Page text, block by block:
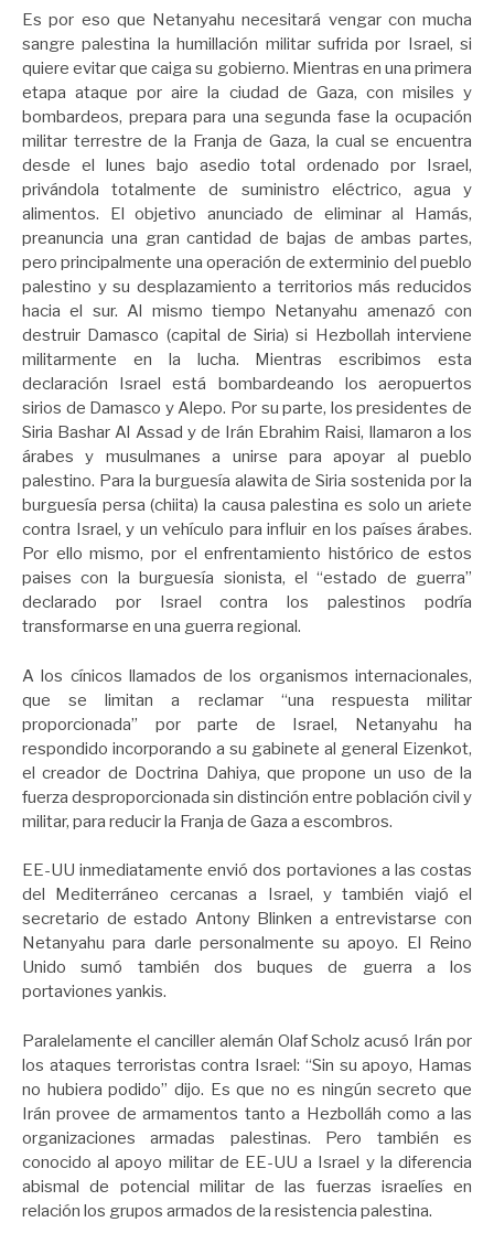
Es por eso que Netanyahu necesitará vengar con mucha
sangre palestina la humillación militar sufrida por Israel, si
quiere evitar que caiga su gobierno. Mientras en una primera
etapa ataque por aire la ciudad de Gaza, con misiles y
bombardeos, prepara para una segunda fase la ocupación
militar terrestre de la Franja de Gaza, la cual se encuentra
desde el lunes bajo asedio total ordenado por Israel,
privándola totalmente de suministro eléctrico, agua y
alimentos. El objetivo anunciado de eliminar al Hamás,
preanuncia una gran cantidad de bajas de ambas partes,
pero principalmente una operación de exterminio del pueblo
palestino y su desplazamiento a territorios más reducidos
hacia el sur. Al mismo tiempo Netanyahu amenazó con
destruir Damasco (capital de Siria) si Hezbollah interviene
militarmente en la lucha. Mientras escribimos esta
declaración Israel está bombardeando los aeropuertos
sirios de Damasco y Alepo. Por su parte, los presidentes de
Siria Bashar Al Assad y de Irán Ebrahim Raisi, llamaron a los
árabes y musulmanes a unirse para apoyar al pueblo
palestino. Para la burguesía alawita de Siria sostenida por la
burguesía persa (chiita) la causa palestina es solo un ariete
contra Israel, y un vehículo para influir en los países árabes.
Por ello mismo, por el enfrentamiento histórico de estos
paises con la burguesía sionista, el “estado de guerra”
declarado por Israel contra los palestinos podría
transformarse en una guerra regional.
A los cínicos llamados de los organismos internacionales,
que se limitan a reclamar “una respuesta militar
proporcionada” por parte de Israel, Netanyahu ha
respondido incorporando a su gabinete al general Eizenkot,
el creador de Doctrina Dahiya, que propone un uso de la
fuerza desproporcionada sin distinción entre población civil y
militar, para reducir la Franja de Gaza a escombros.
EE-UU inmediatamente envió dos portaviones a las costas
del Mediterráneo cercanas a Israel, y también viajó el
secretario de estado Antony Blinken a entrevistarse con
Netanyahu para darle personalmente su apoyo. El Reino
Unido sumó también dos buques de guerra a los
portaviones yankis.
Paralelamente el canciller alemán Olaf Scholz acusó Irán por
los ataques terroristas contra Israel: “Sin su apoyo, Hamas
no hubiera podido” dijo. Es que no es ningún secreto que
Irán provee de armamentos tanto a Hezbolláh como a las
organizaciones armadas palestinas. Pero también es
conocido al apoyo militar de EE-UU a Israel y la diferencia
abismal de potencial militar de las fuerzas israelíes en
relación los grupos armados de la resistencia palestina.